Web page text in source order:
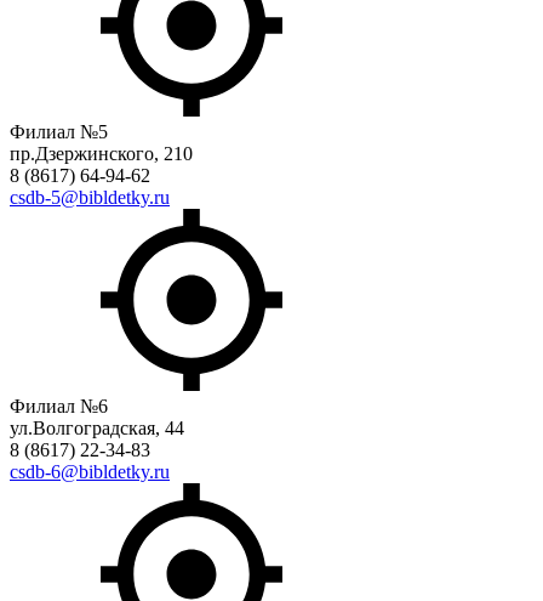
Филиал №5
пр.Дзержинского, 210
8 (8617) 64-94-62
csdb-5@bibldetky.ru
Филиал №6
ул.Волгоградская, 44
8 (8617) 22-34-83
csdb-6@bibldetky.ru